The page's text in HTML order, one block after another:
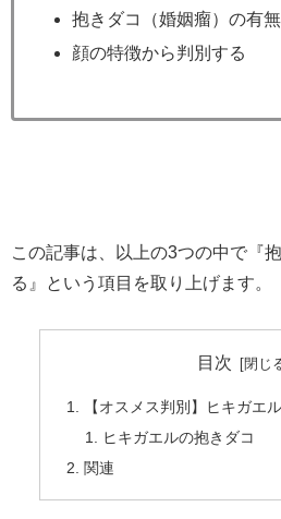
抱きダコ（婚姻瘤）の有
顔の特徴から判別する
この記事は、以上の3つの中で『
る』という項目を取り上げます。
目次
【オスメス判別】ヒキガエ
ヒキガエルの抱きダコ
関連